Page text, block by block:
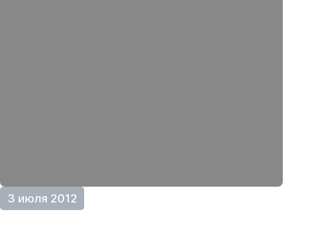
3 июля 2012